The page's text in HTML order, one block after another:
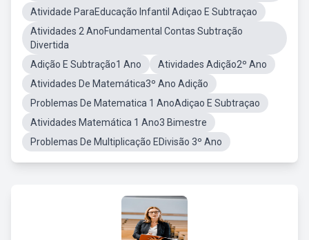
Atividade ParaEducação Infantil Adiçao E Subtraçao
Atividades 2 AnoFundamental Contas Subtração
Divertida
Adição E Subtração1 Ano
Atividades Adição2º Ano
Atividades De Matemática3º Ano Adição
Problemas De Matematica 1 AnoAdiçao E Subtraçao
Atividades Matemática 1 Ano3 Bimestre
Problemas De Multiplicação EDivisão 3º Ano